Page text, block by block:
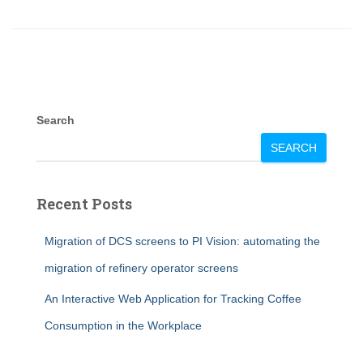
Search
SEARCH
Recent Posts
Migration of DCS screens to PI Vision: automating the
migration of refinery operator screens
An Interactive Web Application for Tracking Coffee
Consumption in the Workplace